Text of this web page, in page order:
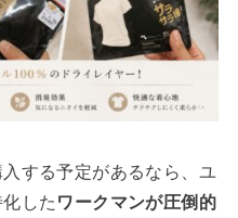
する予定があるなら、ユ
した ワークマンが圧倒的